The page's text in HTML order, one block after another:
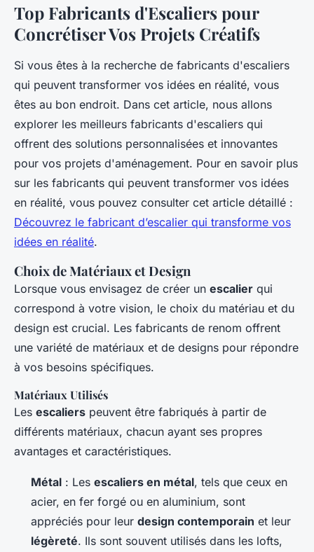
Top Fabricants d'Escaliers pour
Concrétiser Vos Projets Créatifs
Si vous êtes à la recherche de fabricants d'escaliers
qui peuvent transformer vos idées en réalité, vous
êtes au bon endroit. Dans cet article, nous allons
explorer les meilleurs fabricants d'escaliers qui
offrent des solutions personnalisées et innovantes
pour vos projets d'aménagement. Pour en savoir plus
sur les fabricants qui peuvent transformer vos idées
en réalité, vous pouvez consulter cet article détaillé :
Découvrez le fabricant d’escalier qui transforme vos
idées en réalité.
Choix de Matériaux et Design
Lorsque vous envisagez de créer un escalier qui
correspond à votre vision, le choix du matériau et du
design est crucial. Les fabricants de renom offrent
une variété de matériaux et de designs pour répondre
à vos besoins spécifiques.
Matériaux Utilisés
Les escaliers peuvent être fabriqués à partir de
différents matériaux, chacun ayant ses propres
avantages et caractéristiques.
Métal : Les escaliers en métal, tels que ceux en
acier, en fer forgé ou en aluminium, sont
appréciés pour leur design contemporain et leur
légèreté. Ils sont souvent utilisés dans les lofts,